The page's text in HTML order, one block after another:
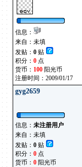
信息：
来自：未填
发贴： 0贴
积分： 0点
货币： 100阳光币
注册时间：2009/01/17
gyg2659
信息： 未注册用户
来自：未填
发贴： 0贴
积分： 0点
货币： 0阳光币